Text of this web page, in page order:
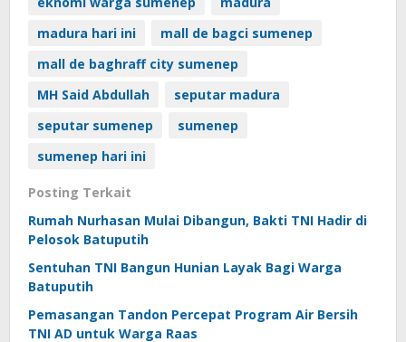
madura hari ini
mall de bagci sumenep
mall de baghraff city sumenep
MH Said Abdullah
seputar madura
seputar sumenep
sumenep
sumenep hari ini
Posting Terkait
Rumah Nurhasan Mulai Dibangun, Bakti TNI Hadir di
Pelosok Batuputih
Sentuhan TNI Bangun Hunian Layak Bagi Warga
Batuputih
Pemasangan Tandon Percepat Program Air Bersih
TNI AD untuk Warga Raas